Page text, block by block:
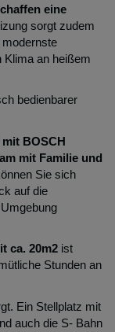
eine
sorgt zudem
Klima an heißem
bedienbarer
BOSCH
mit Familie und
Sie sich
auf die
ca. 20m2 ist
Stunden an
Ein Stellplatz mit
auch die S- Bahn